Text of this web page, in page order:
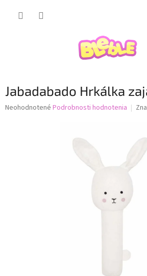
Jabadabado Hrkálka
Priemerné
Neohodnotené Podrobnosti hodnotenia